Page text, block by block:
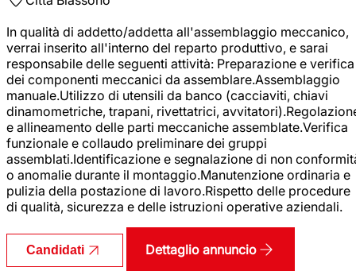
In qualità di addetto/addetta all'assemblaggio meccanico,
verrai inserito all'interno del reparto produttivo, e sarai
responsabile delle seguenti attività: Preparazione e verifica
dei componenti meccanici da assemblare.Assemblaggio
manuale.Utilizzo di utensili da banco (cacciaviti, chiavi
dinamometriche, trapani, rivettatrici,
e allineamento delle parti meccaniche assemblate.Verifica
funzionale e collaudo preliminare dei gruppi
assemblati.Identificazione e segnalazione di non
o anomalie durante il montaggio.Manutenzione ordinaria e
pulizia della postazione di lavoro.Rispetto delle procedure
di qualità, sicurezza e delle istruzioni operative aziendali.
Candidati Dettaglio annuncio